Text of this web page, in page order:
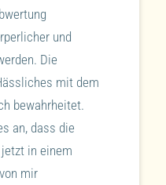
und
Die
mit dem
bewahrheitet.
an, dass die
in einem
mir